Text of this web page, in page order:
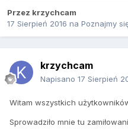
Przez krzychcam
17 Sierpień 2016 na Poznajmy
krzychcam
Napisano 17 Sierpień
Witam wszystkich
Sprowadziło mnie tu